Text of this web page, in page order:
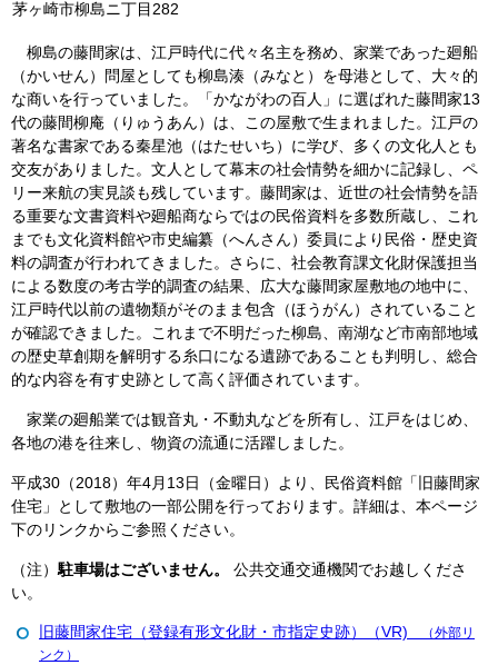
茅ヶ崎市柳島ニ丁目282
柳島の藤間家は、江戸時代に代々名主を務め、家業であった廻船
（かいせん）問屋としても柳島湊（みなと）を母港として、大々的
な商いを行っていました。「かながわの百人」に選ばれた藤間家13
代の藤間柳庵（りゅうあん）は、この屋敷で生まれました。江戸の
著名な書家である秦星池（はたせいち）に学び、多くの文化人とも
交友がありました。文人として幕末の社会情勢を細かに記録し、ペ
リー来航の実見談も残しています。藤間家は、近世の社会情勢を語
る重要な文書資料や廻船商ならではの民俗資料を多数所蔵し、これ
までも文化資料館や市史編纂（へんさん）委員により民俗・歴史資
料の調査が行われてきました。さらに、社会教育課文化財保護担当
による数度の考古学的調査の結果、広大な藤間家屋敷地の地中に、
江戸時代以前の遺物類がそのまま包含（ほうがん）されていること
が確認できました。これまで不明だった柳島、南湖など市南部地域
の歴史草創期を解明する糸口になる遺跡であることも判明し、総合
的な内容を有す史跡として高く評価されています。
家業の廻船業では観音丸・不動丸などを所有し、江戸をはじめ、
各地の港を往来し、物資の流通に活躍しました。
平成30（2018）年4月13日（金曜日）より、民俗資料館「旧藤間家
住宅」として敷地の一部公開を行っております。詳細は、本ページ
下のリンクからご参照ください。
（注）駐車場はございません。
公共交通交通機関でお越しくださ
い。
旧藤間家住宅（登録有形文化財・市指定史跡）（VR) （外部リ
ンク）